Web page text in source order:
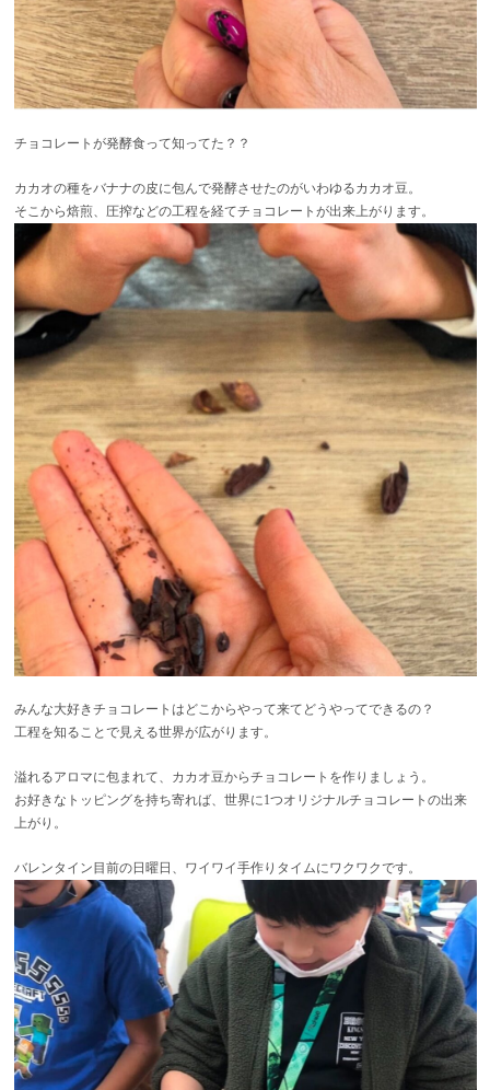
チョコレートが発酵食って知ってた？？
カカオの種をバナナの皮に包んで発酵させたのがいわゆるカカオ豆。
そこから焙煎、圧搾などの工程を経てチョコレートが出来上がります。
みんな大好きチョコレートはどこからやって来てどうやってできるの？
工程を知ることで見える世界が広がります。
溢れるアロマに包まれて、カカオ豆からチョコレートを作りましょう。
お好きなトッピングを持ち寄れば、世界に1つオリジナルチョコレートの出来
上がり。
バレンタイン目前の日曜日、ワイワイ手作りタイムにワクワクです。